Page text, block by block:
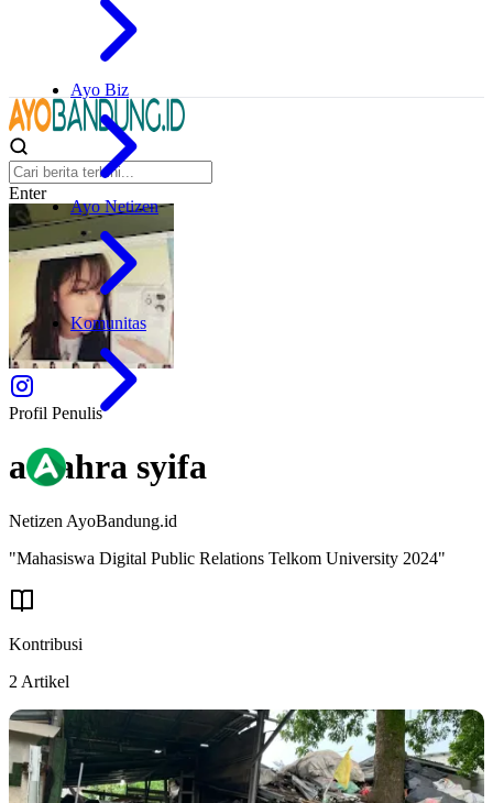
Ayo Biz
Ayo Netizen
Komunitas
Enter
Profil Penulis
azzahra syifa
Netizen AyoBandung.id
"Mahasiswa Digital Public Relations Telkom University 2024"
Kontribusi
2 Artikel